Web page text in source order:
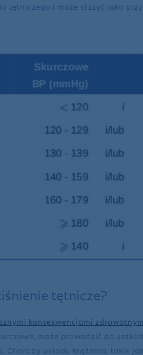
tętniczego i może służyć jako
tętnicze?
konsekwencjami
może prowadzić do
Choroby układu krążenia, takie